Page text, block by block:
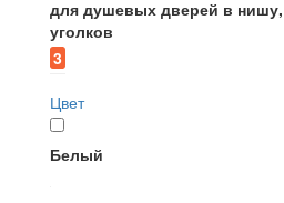
для душевых дверей в
уголков
3
Цвет
Белый